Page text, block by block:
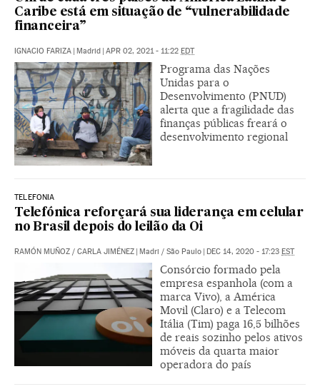
Caribe está em situação de “vulnerabilidade
financeira”
IGNACIO FARIZA Madrid APR 02, 2021 - 11:22 EDT
Programa das Nações
Unidas para o
Desenvolvimento (PNUD)
alerta que a fragilidade das
finanças públicas freará o
desenvolvimento regional
TELEFONIA
Telefónica reforçará sua liderança em celular
no Brasil depois do leilão da Oi
RAMÓN MUÑOZ / CARLA JIMÉNEZ | Madri / São Paulo | DEC 14, 2020 - 17:23 EST
Consórcio formado pela
empresa espanhola (com a
marca Vivo), a América
Movil (Claro) e a Telecom
Itália (Tim) paga 16,5 bilhões
de reais sozinho pelos ativos
móveis da quarta maior
operadora do país